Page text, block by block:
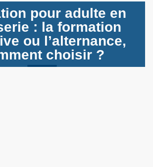
pour adulte en
: la formation
ou l’alternance,
choisir ?